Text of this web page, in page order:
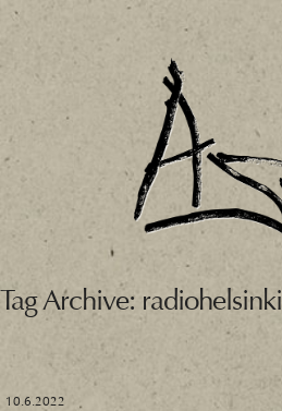
Tag Archive: radiohelsinki
10.6.2022